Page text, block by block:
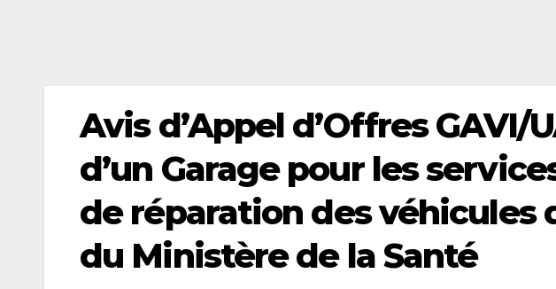
Avis d’Appel d’Offres GAVI/
d’un Garage pour les
de réparation des véhicules
du Ministère de la Santé